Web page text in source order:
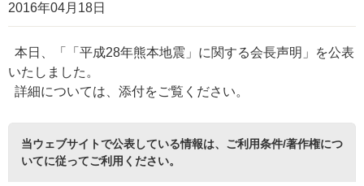
2016年04月18日
本日、「「平成28年熊本地震」に関する会長声明」を公表
いたしました。
詳細については、添付をご覧ください。
当ウェブサイトで公表している情報は、 ご利用条件/著作権につ
いてに従ってご利用ください。